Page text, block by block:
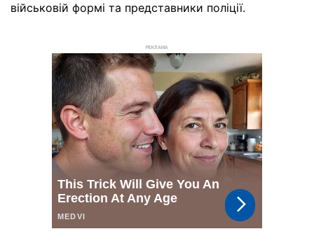
військовій формі та представники поліції.
РЕКЛАМА